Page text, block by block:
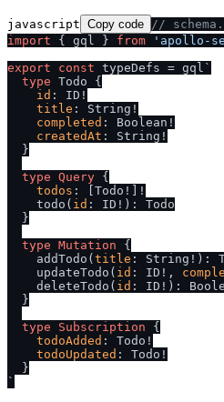
javascript Copy code //
import { gql } from
'apollo-
export
const typeDefs = gql`
type Todo {
id : ID !
title : String !
completed : Boolean !
createdAt : String !
}
type Query {
todos : Todo !
!
    todo
( id : ID ! ) :
Todo
}
type Mutation
{
    addTodo
( title : String ! ) :
    updateTodo
( id : ID ! ,
    deleteTodo
( id : ID ! ) :
}
type
Subscription
{
todoAdded : Todo !
todoUpdated : Todo !
}
`